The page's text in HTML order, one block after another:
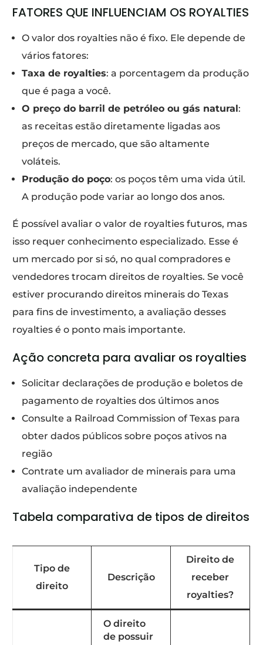
FATORES QUE INFLUENCIAM OS ROYALTIES
O valor dos royalties não é fixo. Ele depende de
vários fatores:
Taxa de royalties: a porcentagem da produção
que é paga a você.
O preço do barril de petróleo ou gás natural:
as receitas estão diretamente ligadas aos
preços de mercado, que são altamente
voláteis.
Produção do poço: os poços têm uma vida útil.
A produção pode variar ao longo dos anos.
É possível avaliar o valor de royalties futuros, mas
isso requer conhecimento especializado. Esse é
um mercado por si só, no qual compradores e
vendedores trocam direitos de royalties. Se você
estiver procurando direitos minerais do Texas
para fins de investimento, a avaliação desses
royalties é o ponto mais importante.
Ação concreta para avaliar os royalties
Solicitar declarações de produção e boletos de
pagamento de royalties dos últimos anos
Consulte a Railroad Commission of Texas para
obter dados públicos sobre poços ativos na
região
Contrate um avaliador de minerais para uma
avaliação independente
Tabela comparativa de tipos de direitos
Tipo de
direito
Descrição
Direito de
receber
royalties?
O direito
de possuir